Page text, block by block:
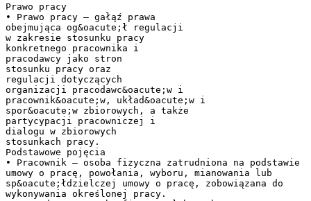
Prawo pracy
• Prawo pracy – gałąź prawa
obejmująca og&oacute;ł regulacji
w zakresie stosunku pracy
konkretnego pracownika i
pracodawcy jako stron
stosunku pracy oraz
regulacji dotyczących
organizacji pracodawc&oacute;w i
pracownik&oacute;w, układ&oacute;w i
spor&oacute;w zbiorowych, a także
partycypacji pracowniczej i
dialogu w zbiorowych
stosunkach pracy.
Podstawowe pojęcia
• Pracownik – osoba fizyczna zatrudniona na podstawie
umowy o pracę, powołania, wyboru, mianowania lub
sp&oacute;łdzielczej umowy o pracę, zobowiązana do
wykonywania określonej pracy.